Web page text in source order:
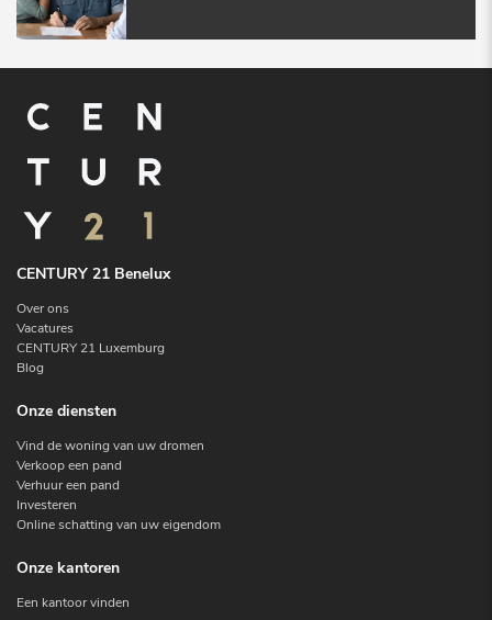
CENTURY 21 Benelux
Over ons
Vacatures
CENTURY 21 Luxemburg
Blog
Onze diensten
Vind de woning van uw dromen
Verkoop een pand
Verhuur een pand
Investeren
Online schatting van uw eigendom
Onze kantoren
Een kantoor vinden